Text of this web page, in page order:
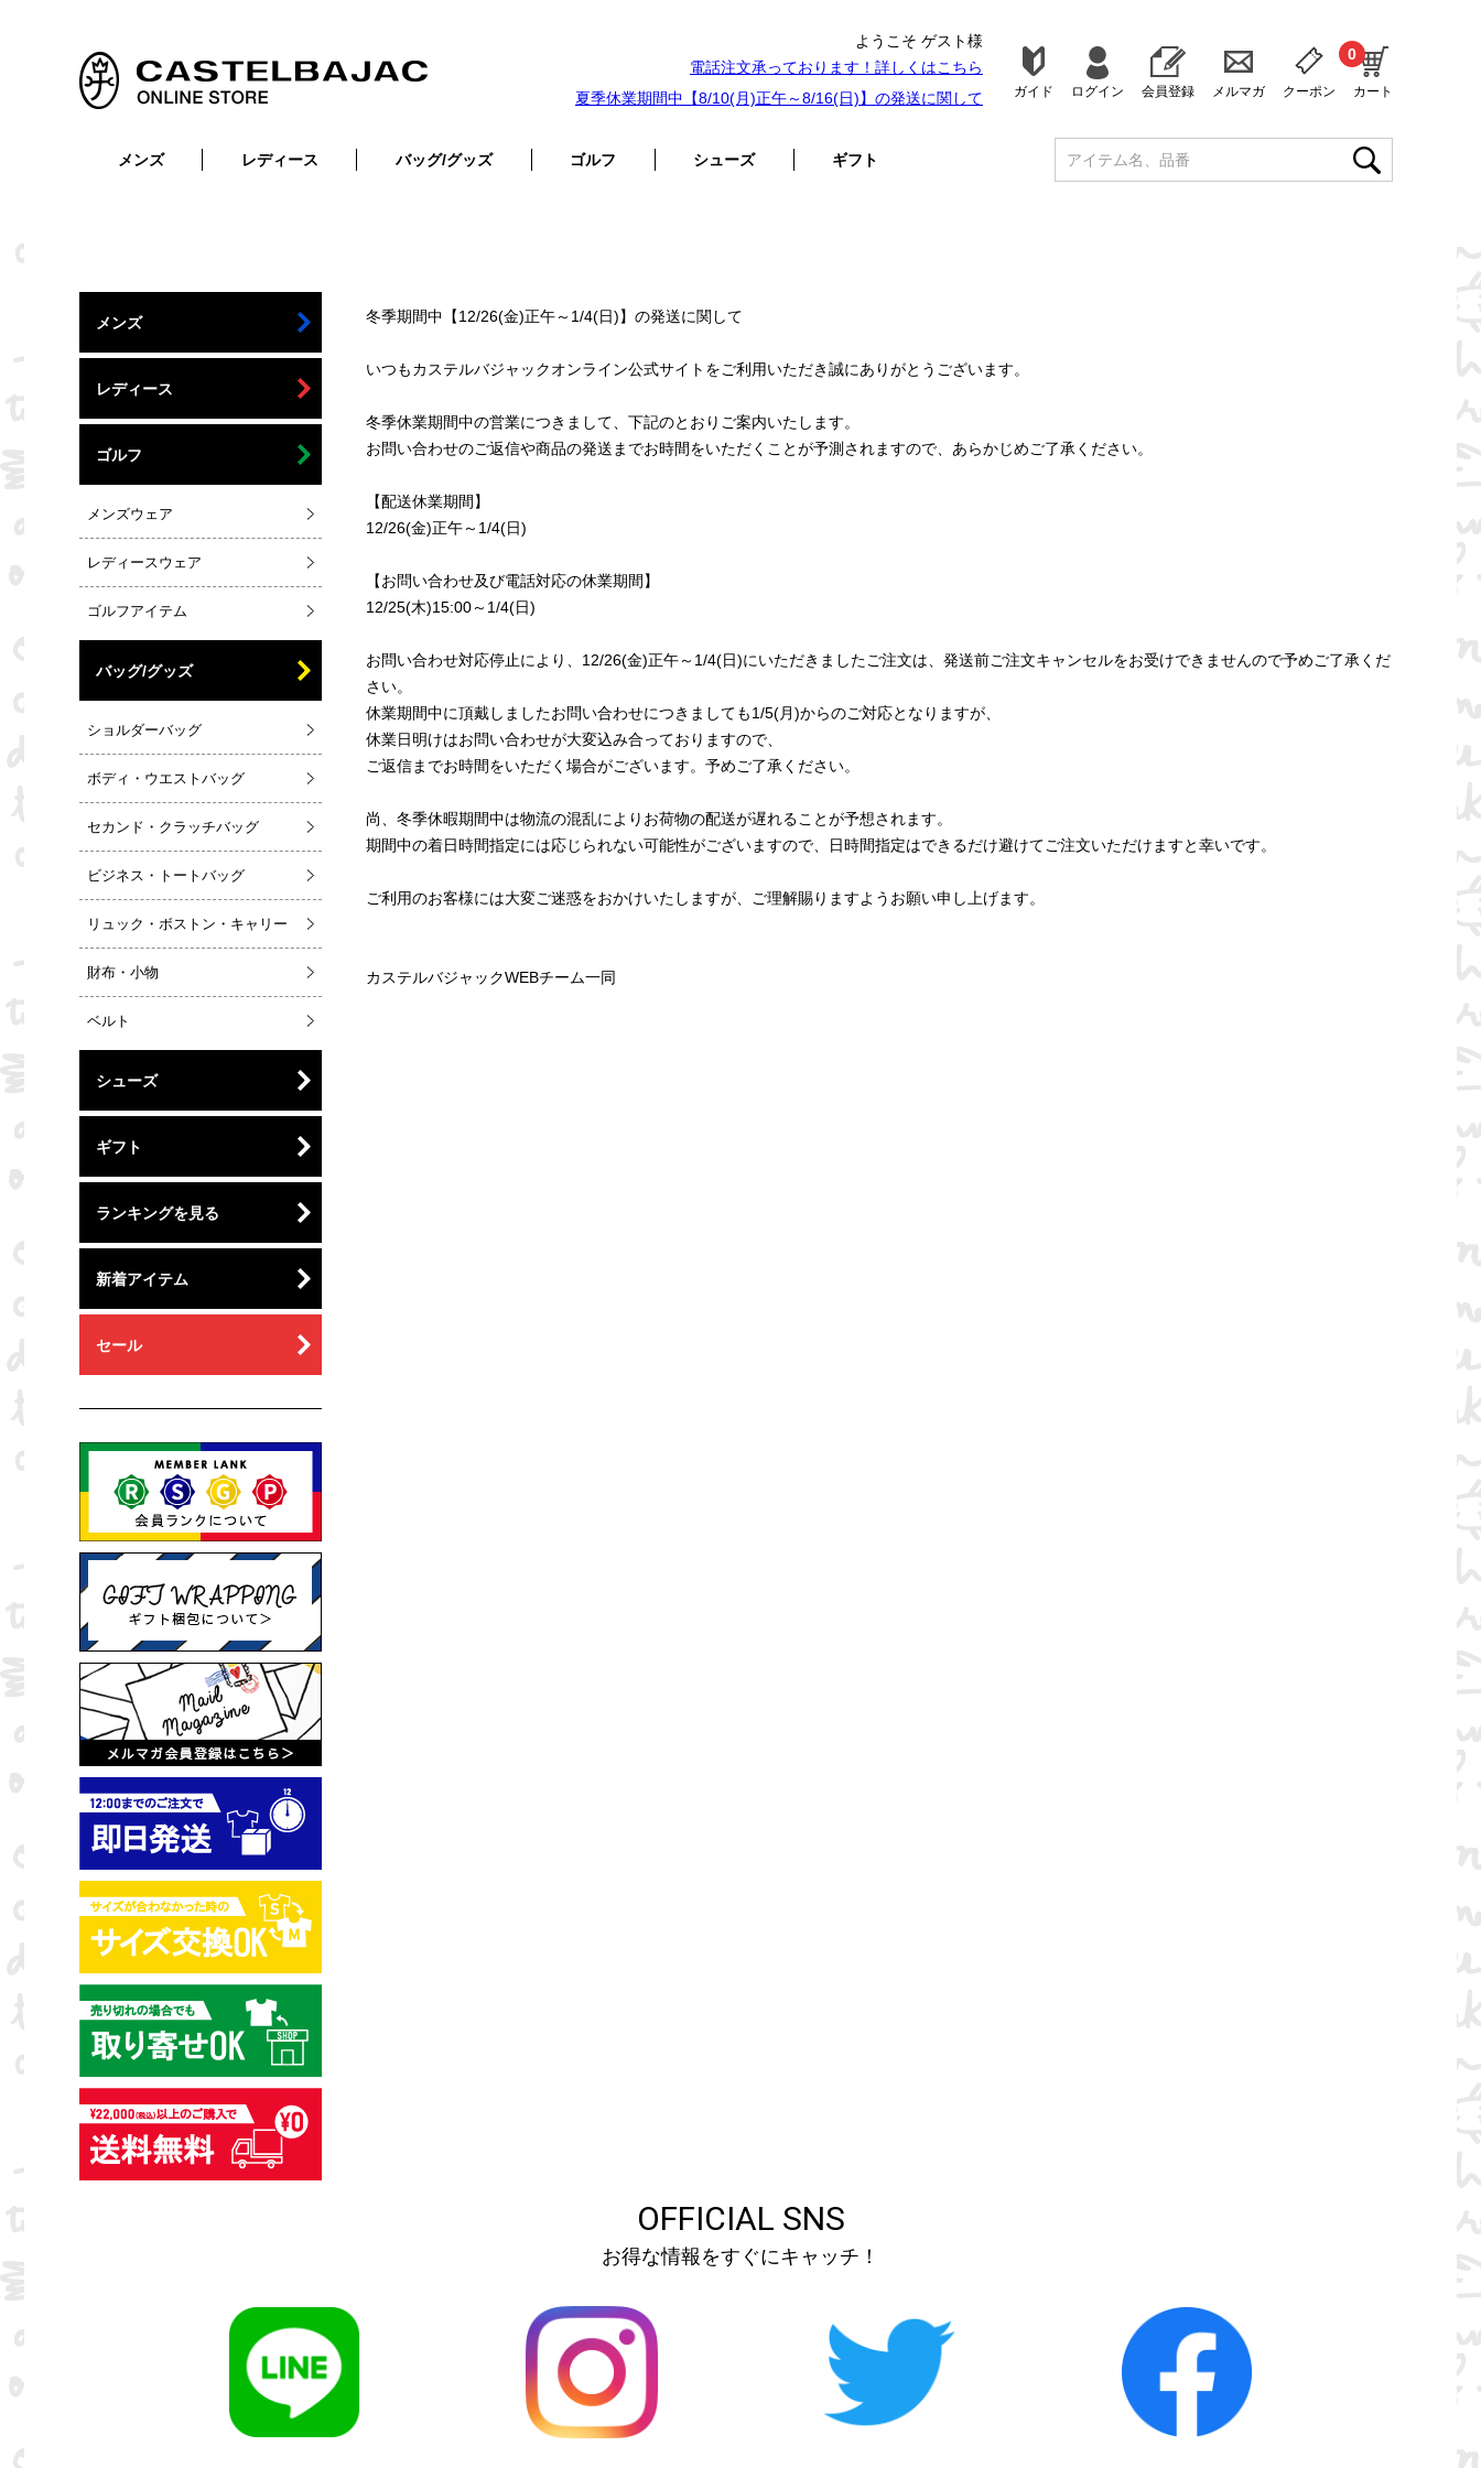
ようこそ ゲスト様
電話注文承っております！詳しくはこちら
夏季休業期間中【8/10(月)正午～8/16(日)】の発送に関して
ガイド ログイン 会員登録 メルマガ クーポン カート
0
メンズ
ボトムス
バッグ
レディース
小物
バッグ
バッグ/グッズ
セカンド・クラッチバッグ
ビジネス・トートバッグ
靴
ゴルフ
ゴルフアイテム
シューズ ギフト
メンズ
レディース
ゴルフ
メンズウェア
レディースウェア
ゴルフアイテム
バッグ/グッズ
ショルダーバッグ
ボディ・ウエストバッグ
セカンド・クラッチバッグ
ビジネス・トートバッグ
リュック・ボストン・キャリー
財布・小物
ベルト
シューズ
ギフト
ランキングを見る
新着アイテム
セール
冬季期間中【12/26(金)正午～1/4(日)】の発送に関して
いつもカステルバジャックオンライン公式サイトをご利用いただき誠にありがとうございます。
冬季休業期間中の営業につきまして、下記のとおりご案内いたします。
お問い合わせのご返信や商品の発送までお時間をいただくことが予測されますので、あらかじめご了承ください。
【配送休業期間】
12/26(金)正午～1/4(日)
【お問い合わせ及び電話対応の休業期間】
12/25(木)15:00～1/4(日)
お問い合わせ対応停止により、12/26(金)正午～1/4(日)にいただきましたご注文は、発送前ご注文キャンセルをお受けできませんので予めご了承くだ
さい。
休業期間中に頂戴しましたお問い合わせにつきましても1/5(月)からのご対応となりますが、
休業日明けはお問い合わせが大変込み合っておりますので、
ご返信までお時間をいただく場合がございます。予めご了承ください。
尚、冬季休暇期間中は物流の混乱によりお荷物の配送が遅れることが予想されます。
期間中の着日時間指定には応じられない可能性がございますので、日時間指定はできるだけ避けてご注文いただけますと幸いです。
ご利用のお客様には大変ご迷惑をおかけいたしますが、ご理解賜りますようお願い申し上げます。
カステルバジャックWEBチーム一同
OFFICIAL SNS
お得な情報をすぐにキャッチ！